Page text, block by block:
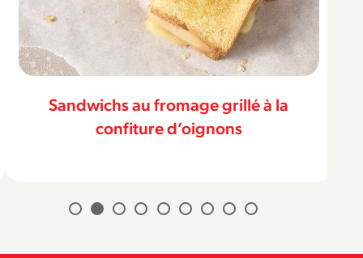
Sandwichs au fromage grillé à la
confiture d’oignons